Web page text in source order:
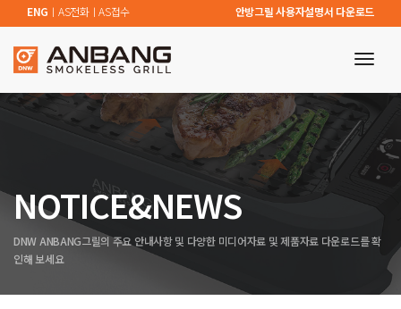
ENG ㅣ AS전화ㅣAS접수 안방그릴 사용자설명서 다운로드
NOTICE&NEWS
DNW ANBANG그릴의 주요 안내사항 및 다양한 미디어자료 및 제품자료 다운로드를 확
인해 보세요